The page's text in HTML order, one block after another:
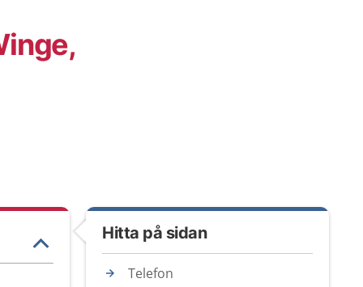
Hitta på sidan
Telefon